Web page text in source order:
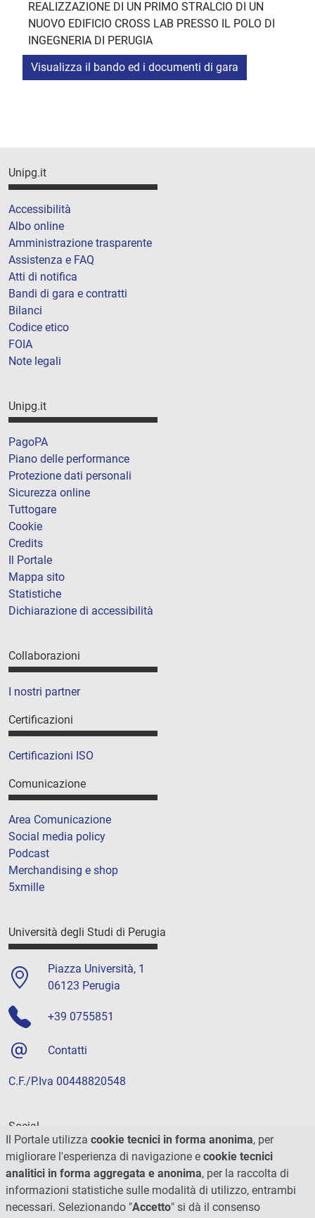
REALIZZAZIONE DI UN PRIMO STRALCIO DI UN
NUOVO EDIFICIO CROSS LAB PRESSO IL POLO DI
INGEGNERIA DI PERUGIA
Visualizza il bando ed i documenti di gara
Unipg.it
Accessibilità
Albo online
Amministrazione trasparente
Assistenza e FAQ
Atti di notifica
Bandi di gara e contratti
Bilanci
Codice etico
FOIA
Note legali
Unipg.it
PagoPA
Piano delle performance
Protezione dati personali
Sicurezza online
Tuttogare
Cookie
Credits
Il Portale
Mappa sito
Statistiche
Dichiarazione di accessibilità
Collaborazioni
I nostri partner
Certificazioni
Certificazioni ISO
Comunicazione
Area Comunicazione
Social media policy
Podcast
Merchandising e shop
5xmille
Università degli Studi di Perugia
Piazza Università, 1
06123 Perugia
+39 0755851
Contatti
C.F./P.Iva 00448820548
Social
Il Portale utilizza cookie tecnici in forma anonima, per
migliorare l'esperienza di navigazione e cookie tecnici
analitici in forma aggregata e anonima, per la raccolta di
informazioni statistiche sulle modalità di utilizzo, entrambi
necessari. Selezionando "Accetto" si dà il consenso